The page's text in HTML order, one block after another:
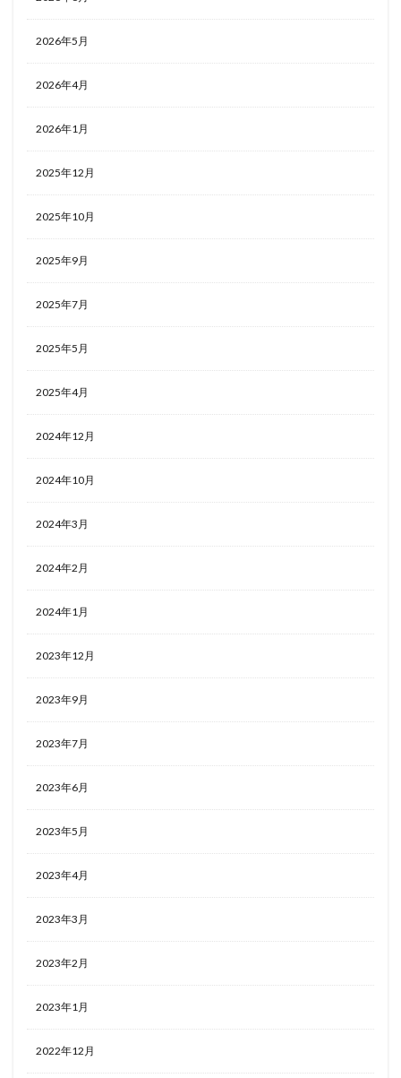
2026年5月
2026年4月
2026年1月
2025年12月
2025年10月
2025年9月
2025年7月
2025年5月
2025年4月
2024年12月
2024年10月
2024年3月
2024年2月
2024年1月
2023年12月
2023年9月
2023年7月
2023年6月
2023年5月
2023年4月
2023年3月
2023年2月
2023年1月
2022年12月